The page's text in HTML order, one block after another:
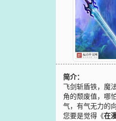
简介：
飞剑斩盾铁，魔
角的颓废值，哪
气，有气无力的
您要是觉得《在